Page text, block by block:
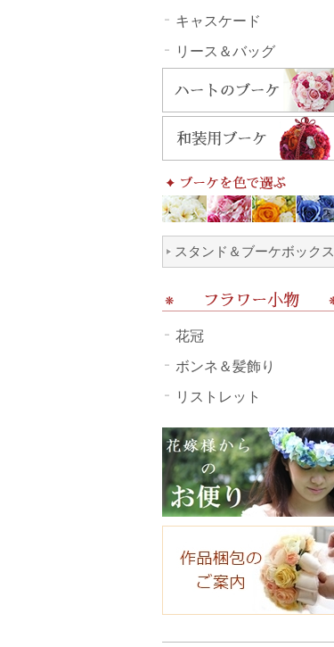
キャスケード
リース＆バッグ
スタンド＆ブーケボックス
花冠
ボンネ＆髪飾り
リストレット